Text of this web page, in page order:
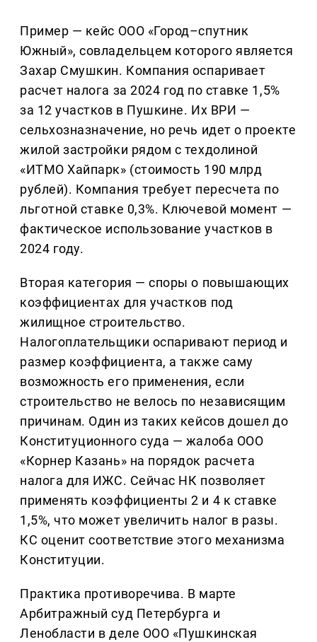
Пример — кейс ООО «Город–спутник
Южный», совладельцем которого является
Захар Смушкин. Компания оспаривает
расчет налога за 2024 год по ставке 1,5%
за 12 участков в Пушкине. Их ВРИ —
сельхозназначение, но речь идет о проекте
жилой застройки рядом с техдолиной
«ИТМО Хайпарк» (стоимость 190 млрд
рублей). Компания требует пересчета по
льготной ставке 0,3%. Ключевой момент —
фактическое использование участков в
2024 году.
Вторая категория — споры о повышающих
коэффициентах для участков под
жилищное строительство.
Налогоплательщики оспаривают период и
размер коэффициента, а также саму
возможность его применения, если
строительство не велось по независящим
причинам. Один из таких кейсов дошел до
Конституционного суда — жалоба ООО
«Корнер Казань» на порядок расчета
налога для ИЖС. Сейчас НК позволяет
применять коэффициенты 2 и 4 к ставке
1,5%, что может увеличить налог в разы.
КС оценит соответствие этого механизма
Конституции.
Практика противоречива. В марте
Арбитражный суд Петербурга и
Ленобласти в деле ООО «Пушкинская